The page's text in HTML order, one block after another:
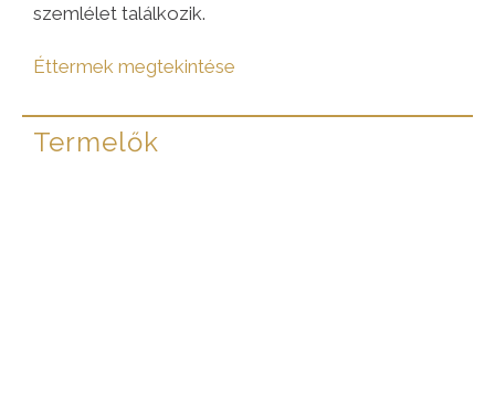
szemlélet találkozik.
Éttermek megtekintése
Termelők